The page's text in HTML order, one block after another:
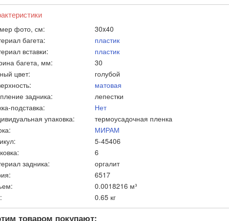
фото, см:
30x40
багета:
пластик
вставки:
пластик
багета, мм:
30
цвет:
голубой
матовая
задника:
лепестки
подставка:
Нет
упаковка:
термоусадочная пленка
МИРАМ
5-45406
6
задника:
оргалит
6517
0.0018216 м³
0.65 кг
товаром покупают: